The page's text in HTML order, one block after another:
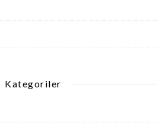
Kategoriler